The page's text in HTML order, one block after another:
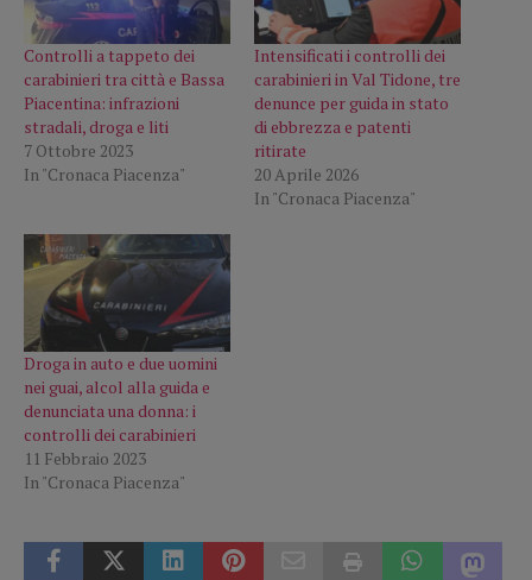
Controlli a tappeto dei
carabinieri tra città e Bassa
Piacentina: infrazioni
stradali, droga e liti
7 Ottobre 2023
In "Cronaca Piacenza"
Intensificati i controlli dei
carabinieri in Val Tidone, tre
denunce per guida in stato
di ebbrezza e patenti
ritirate
20 Aprile 2026
In "Cronaca Piacenza"
Droga in auto e due uomini
nei guai, alcol alla guida e
denunciata una donna: i
controlli dei carabinieri
11 Febbraio 2023
In "Cronaca Piacenza"